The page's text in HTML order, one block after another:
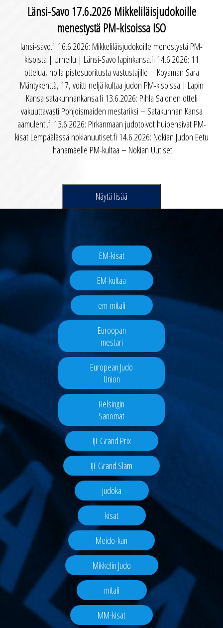
Länsi-Savo 17.6.2026 Mikkeliläisjudokoille
menestystä PM-kisoissa ISO
lansi-savo.fi 16.6.2026: Mikkeliläisjudokoille menestystä PM-
kisoista | Urheilu | Länsi-Savo lapinkansa.fi 14.6.2026: 11
ottelua, nolla pistesuoritusta vastustajille – Koyaman Sara
Mäntykenttä, 17, voitti neljä kultaa judon PM-kisoissa | Lapin
Kansa satakunnankansa.fi 13.6.2026: Pihla Salonen otteli
vakuuttavasti Pohjoismaiden mestariksi – Satakunnan Kansa
aamulehti.fi 13.6.2026: Pirkanmaan judotoivot huipensivat PM-
kisat Lempäälässä nokianuutiset.fi 14.6.2026: Nokian Judon Eetu
Ihanamäelle PM-kultaa – Nokian Uutiset
Näytä lisää
EM-kisat
EM-kultaa
em-mitali
Euroopan
mestari
European Judo
Union
Helsingin
Sanomat
IJF Grand Prix
IJF Grand Slam
judoka
kisat
Meido-kan
Mikkelin Judo
mitali
MM-kisat